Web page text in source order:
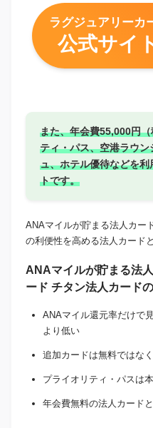
ラグジュアリーカ
公式サイ
また、年会費55,000円
ティ・パス、空港ラウン
ュ、ホテル優待などを
トです。
ANAマイルが貯まる法人カー
の利便性を高める法人カード
ANAマイルが貯まる法
ード チタン法人カード
ANAマイル還元率だけで
より低い
追加カードは無料ではな
プライオリティ・パスは
年会費無料の法人カード